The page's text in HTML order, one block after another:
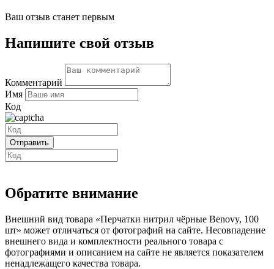
Ваш отзыв станет первым
Напишите свой отзыв
Комментарий
Имя
Код
Обратите внимание
Внешний вид товара «Перчатки нитрил чёрные Benovy, 100
шт» может отличаться от фотографий на сайте. Несовпадение
внешнего вида и комплектности реального товара с
фотографиями и описанием на сайте не является показателем
ненадлежащего качества товара.